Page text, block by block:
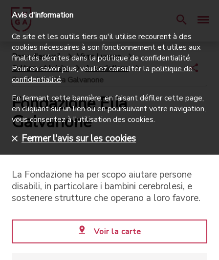
Page d'accueil
Vivre Lugano
Culture et loisirs
Associations
Fondazione Elia Galvanone
Fondazione Elia
Galvanone
La Fondazione ha per scopo aiutare persone
disabili, in particolare i bambini cerebrolesi, e
sostenere strutture che operano a loro favore.
Voir la carte
Avis d'information
Ce site et les outils tiers qu'il utilise recourent à des
cookies nécessaires à son fonctionnement et utiles aux
finalités décrites dans la politique de confidentialité.
Pour en savoir plus, veuillez consulter la politique de
confidentialité.
En fermant cette bannière, en faisant défiler cette page,
en cliquant sur un lien ou en poursuivant votre navigation,
vous consentez à l'utilisation des cookies.
Fermer l'avis sur les cookies